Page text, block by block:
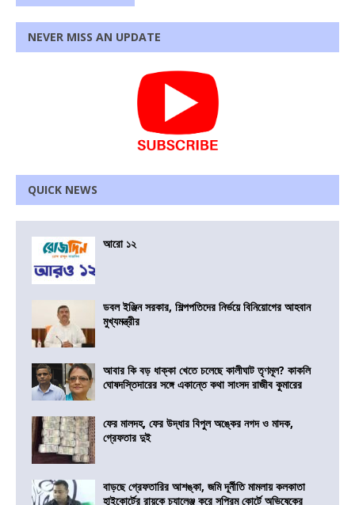
NEVER MISS AN UPDATE
QUICK NEWS
আরো ১২
ডবল ইঞ্জিন সরকার, শিল্পপতিদের নির্ভয়ে বিনিয়োগের আহবান
মুখ্যমন্ত্রীর
আবার কি বড় ধাক্কা খেতে চলেছে কালীঘাট তৃণমূল? কাকলি
ঘোষদস্তিদারের সঙ্গে একান্তে কথা সাংসদ রাজীব কুমারের
ফের মালদহ, ফের উদ্ধার বিপুল অঙ্কের নগদ ও মাদক,
গ্রেফতার দুই
বাড়ছে গ্রেফতারির আশঙ্কা, জমি দূর্নীতি মামলায় কলকাতা
হাইকোর্টের রায়কে চ্যালেঞ্জ করে সুপ্রিম কোর্টে অভিষেকের